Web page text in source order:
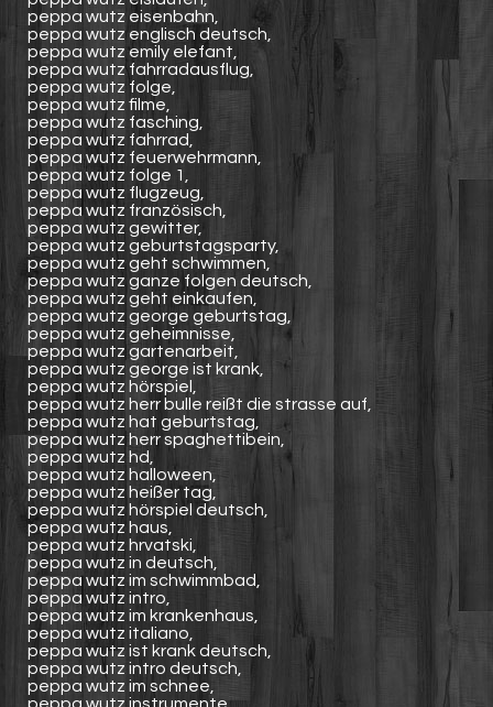
peppa wutz eisenbahn,
peppa wutz englisch deutsch,
peppa wutz emily elefant,
peppa wutz fahrradausflug,
peppa wutz folge,
peppa wutz filme,
peppa wutz fasching,
peppa wutz fahrrad,
peppa wutz feuerwehrmann,
peppa wutz folge 1,
peppa wutz flugzeug,
peppa wutz französisch,
peppa wutz gewitter,
peppa wutz geburtstagsparty,
peppa wutz geht schwimmen,
peppa wutz ganze folgen deutsch,
peppa wutz geht einkaufen,
peppa wutz george geburtstag,
peppa wutz geheimnisse,
peppa wutz gartenarbeit,
peppa wutz george ist krank,
peppa wutz hörspiel,
peppa wutz herr bulle reißt die strasse auf,
peppa wutz hat geburtstag,
peppa wutz herr spaghettibein,
peppa wutz hd,
peppa wutz halloween,
peppa wutz heißer tag,
peppa wutz hörspiel deutsch,
peppa wutz haus,
peppa wutz hrvatski,
peppa wutz in deutsch,
peppa wutz im schwimmbad,
peppa wutz intro,
peppa wutz im krankenhaus,
peppa wutz italiano,
peppa wutz ist krank deutsch,
peppa wutz intro deutsch,
peppa wutz im schnee,